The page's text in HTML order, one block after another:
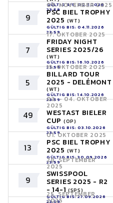
GÜLTIG BIS: 05.11.2026
23:59
9
05. NOVEMBER 2025
PSC BIEL TROPHY
2025 (WT)
GÜLTIG BIS: 04.11.2026
23:59
7
17. OKTOBER 2025
FRIDAY NIGHT
SERIES 2025/26
(WT)
GÜLTIG BIS: 16.10.2026
23:59
5
15. OKTOBER 2025
BILLARD TOUR
2025 - DELÉMONT
(WT)
GÜLTIG BIS: 14.10.2026
23:59
49
03. - 04. OKTOBER
2025
WESTAST BIELER
CUP (OP)
GÜLTIG BIS: 03.10.2026
23:59
13
01. OKTOBER 2025
PSC BIEL TROPHY
2025 (WT)
GÜLTIG BIS: 30.09.2026
23:59
9
28. SEPTEMBER
2025
SWISSPOOL
SERIES 2025 - R2
- 14-1(SPS)
GÜLTIG BIS: 27.09.2026
23:59
25. SEPTEMBER
2025